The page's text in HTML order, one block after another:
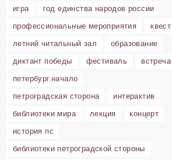
игра
год единства народов россии
профессиональные мероприятия
квест
летний читальный зал
образование
диктант победы
фестиваль
встреча
петербург.начало
петроградская сторона
интерактив
библиотеки мира
лекция
концерт
история пс
библиотеки петроградской стороны